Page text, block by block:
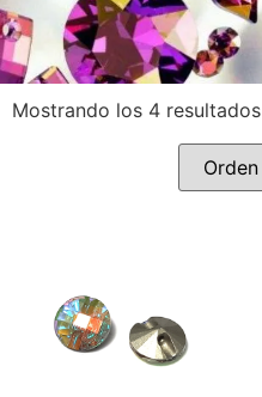
Mostrando los 4 resultados